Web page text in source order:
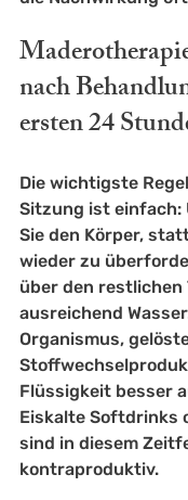
nach
ersten 24
Die wichtigste
Sitzung ist
Sie den Körper,
wieder zu
über den
ausreichend
Organismus,
Flüssigkeit besser
Eiskalte Softdrinks
sind in diesem
kontraproduktiv.